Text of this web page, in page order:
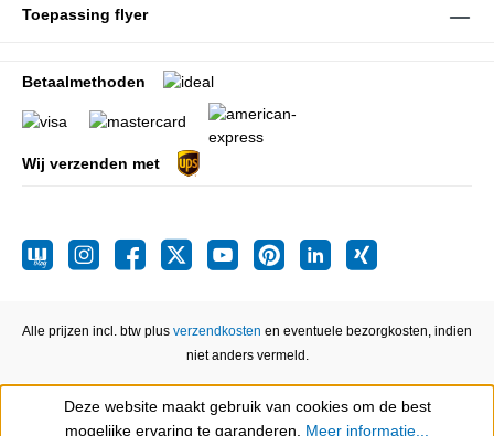
Toepassing flyer
Betaalmethoden
Wij verzenden met
Alle prijzen incl. btw plus verzendkosten en eventuele bezorgkosten, indien
niet anders vermeld.
Show toolbar
Deze website maakt gebruik van cookies om de best
mogelijke ervaring te garanderen. Meer informatie...